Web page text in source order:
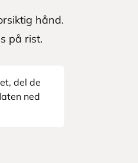
hånd.
på rist.
del de
ned